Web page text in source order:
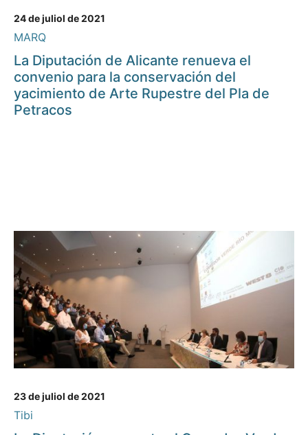
24 de juliol de 2021
MARQ
La Diputación de Alicante renueva el
convenio para la conservación del
yacimiento de Arte Rupestre del Pla de
Petracos
23 de juliol de 2021
Tibi